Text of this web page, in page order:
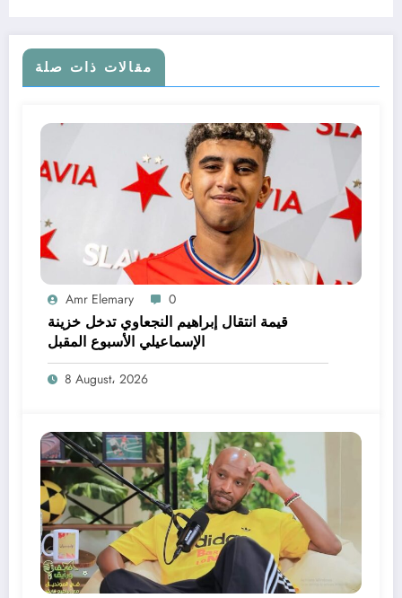
مقالات ذات صلة
Amr Elemary 0
قيمة انتقال إبراهيم النجعاوي تدخل خزينة
الإسماعيلي الأسبوع المقبل
8 August، 2026